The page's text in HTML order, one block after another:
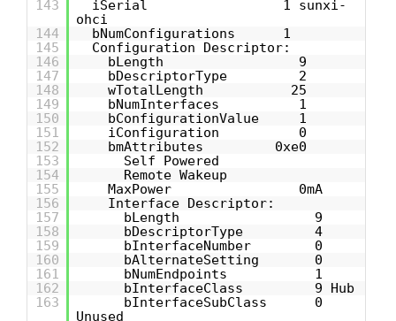
143
iSerial 1 sunxi-
ohci
144
bNumConfigurations 1
145
Configuration Descriptor:
146
bLength 9
147
bDescriptorType 2
148
wTotalLength 25
149
bNumInterfaces 1
150
bConfigurationValue 1
151
iConfiguration 0
152
bmAttributes 0xe0
153
Self Powered
154
Remote Wakeup
155
MaxPower 0mA
156
Interface Descriptor:
157
bLength 9
158
bDescriptorType 4
159
bInterfaceNumber 0
160
bAlternateSetting 0
161
bNumEndpoints 1
162
bInterfaceClass 9 Hub
163
bInterfaceSubClass 0
Unused